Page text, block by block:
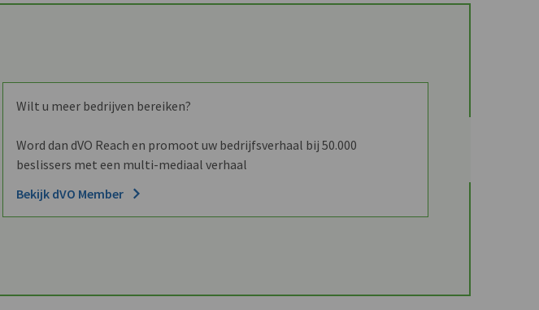
Wilt u meer bedrijven bereiken?
Word dan dVO Reach en promoot uw bedrijfsverhaal bij 50.000
beslissers met een multi-mediaal verhaal
Bekijk dVO Member